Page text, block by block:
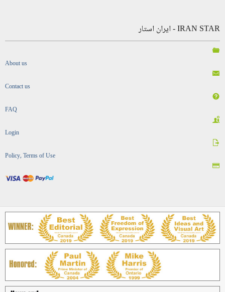
IRAN STAR - ایران استار
About us
Contact us
FAQ
Login
Policy, Terms of Use